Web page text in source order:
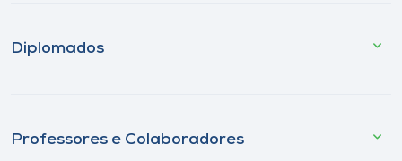
Diplomados
Professores e Colaboradores